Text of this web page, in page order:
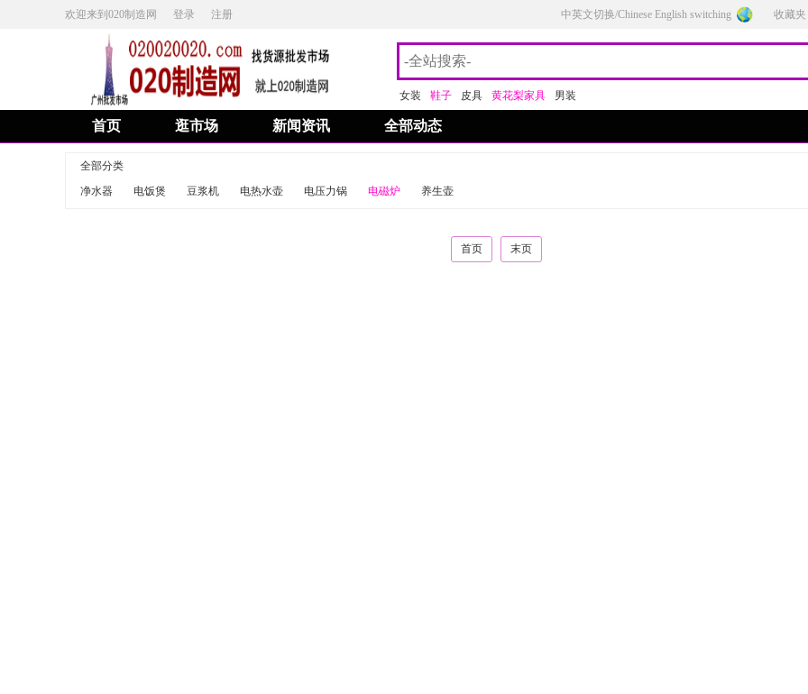
欢迎来到020制造网 登录 注册 中英文切换/Chinese English switching 收藏夹
女装 鞋子 皮具 黄花梨家具 男装
首页 逛市场 新闻资讯 全部动态
全部分类
净水器
电饭煲 豆浆机 电热水壶 电压力锅 电磁炉 养生壶
首页 末页